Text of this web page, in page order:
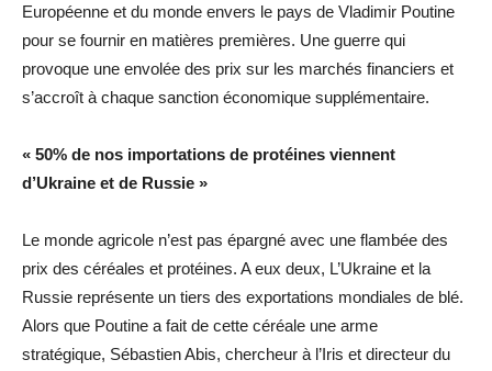
Européenne et du monde envers le pays de Vladimir Poutine
pour se fournir en matières premières. Une guerre qui
provoque une envolée des prix sur les marchés financiers et
s’accroît à chaque sanction économique supplémentaire.
« 50% de nos importations de protéines viennent
d’Ukraine et de Russie »
Le monde agricole n’est pas épargné avec une flambée des
prix des céréales et protéines. A eux deux, L’Ukraine et la
Russie représente un tiers des exportations mondiales de blé.
Alors que Poutine a fait de cette céréale une arme
stratégique, Sébastien Abis, chercheur à l’Iris et directeur du